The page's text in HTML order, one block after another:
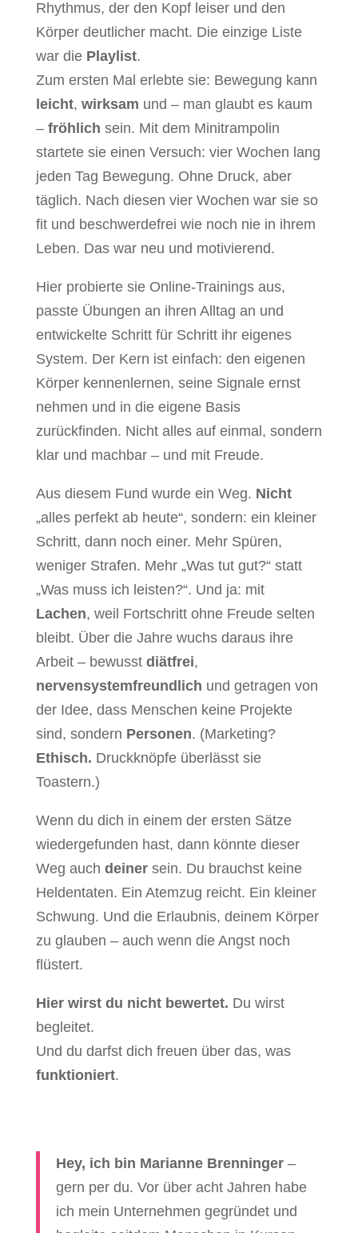
Rhythmus, der den Kopf leiser und den
Körper deutlicher macht. Die einzige Liste
war die Playlist.
Zum ersten Mal erlebte sie: Bewegung kann
leicht, wirksam und – man glaubt es kaum
– fröhlich sein. Mit dem Minitrampolin
startete sie einen Versuch: vier Wochen lang
jeden Tag Bewegung. Ohne Druck, aber
täglich. Nach diesen vier Wochen war sie so
fit und beschwerdefrei wie noch nie in ihrem
Leben. Das war neu und motivierend.
Hier probierte sie Online-Trainings aus,
passte Übungen an ihren Alltag an und
entwickelte Schritt für Schritt ihr eigenes
System. Der Kern ist einfach: den eigenen
Körper kennenlernen, seine Signale ernst
nehmen und in die eigene Basis
zurückfinden. Nicht alles auf einmal, sondern
klar und machbar – und mit Freude.
Aus diesem Fund wurde ein Weg. Nicht
„alles perfekt ab heute“, sondern: ein kleiner
Schritt, dann noch einer. Mehr Spüren,
weniger Strafen. Mehr „Was tut gut?“ statt
„Was muss ich leisten?“. Und ja: mit
Lachen, weil Fortschritt ohne Freude selten
bleibt. Über die Jahre wuchs daraus ihre
Arbeit – bewusst diätfrei,
nervensystemfreundlich und getragen von
der Idee, dass Menschen keine Projekte
sind, sondern Personen. (Marketing?
Ethisch. Druckknöpfe überlässt sie
Toastern.)
Wenn du dich in einem der ersten Sätze
wiedergefunden hast, dann könnte dieser
Weg auch deinersein. Du brauchst keine
Heldentaten. Ein Atemzug reicht. Ein kleiner
Schwung. Und die Erlaubnis, deinem Körper
zu glauben – auch wenn die Angst noch
flüstert.
Hier wirst du nicht bewertet. Du wirst
begleitet.
Und du darfst dich freuen über das, was
funktioniert.
Hey, ich bin Marianne Brenninger–
gern per du. Vor über acht Jahren habe
ich mein Unternehmen gegründet und